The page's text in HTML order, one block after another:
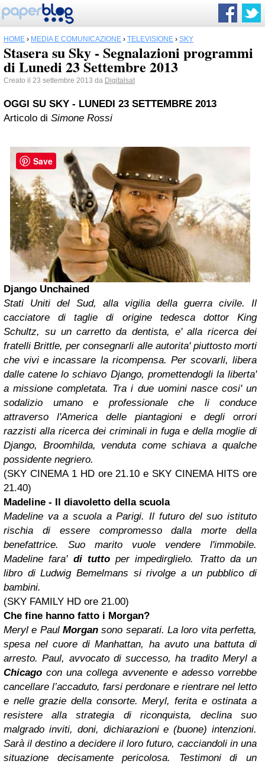
HOME › MEDIA E COMUNICAZIONE › TELEVISIONE › SKY
Stasera su Sky - Segnalazioni programmi
di Lunedi 23 Settembre 2013
Creato il 23 settembre 2013 da Digitalsat
OGGI SU SKY - LUNEDI 23 SETTEMBRE 2013
Articolo di Simone Rossi
Django Unchained
Stati Uniti del Sud, alla vigilia della guerra civile. Il
cacciatore di taglie di origine tedesca dottor King
Schultz, su un carretto da dentista, e' alla ricerca dei
fratelli Brittle, per consegnarli alle autorita' piuttosto morti
che vivi e incassare la ricompensa. Per scovarli, libera
dalle catene lo schiavo Django, promettendogli la liberta'
a missione completata. Tra i due uomini nasce cosi' un
sodalizio umano e professionale che li conduce
attraverso l'America delle piantagioni e degli orrori
razzisti alla ricerca dei criminali in fuga e della moglie di
Django, Broomhilda, venduta come schiava a qualche
possidente negriero.
(SKY CINEMA 1 HD ore 21.10 e SKY CINEMA HITS ore
21.40)
Madeline - Il diavoletto della scuola
Madeline va a scuola a Parigi. Il futuro del suo istituto
rischia di essere compromesso dalla morte della
benefattrice. Suo marito vuole vendere l'immobile.
Madeline fara' di tuttoper impedirglielo. Tratto da un
libro di Ludwig Bemelmans si rivolge a un pubblico di
bambini.
(SKY FAMILY HD ore 21.00)
Che fine hanno fatto i Morgan?
Meryl e Paul Morgan sono separati. La loro vita perfetta,
spesa nel cuore di Manhattan, ha avuto una battuta di
arresto. Paul, avvocato di successo, ha tradito Meryl a
Chicago con una collega avvenente e adesso vorrebbe
cancellare l’accaduto, farsi perdonare e rientrare nel letto
e nelle grazie della consorte. Meryl, ferita e ostinata a
resistere alla strategia di riconquista, declina suo
malgrado inviti, doni, dichiarazioni e (buone) intenzioni.
Sarà il destino a decidere il loro futuro, cacciandoli in una
situazione decisamente pericolosa. Testimoni di un
Save